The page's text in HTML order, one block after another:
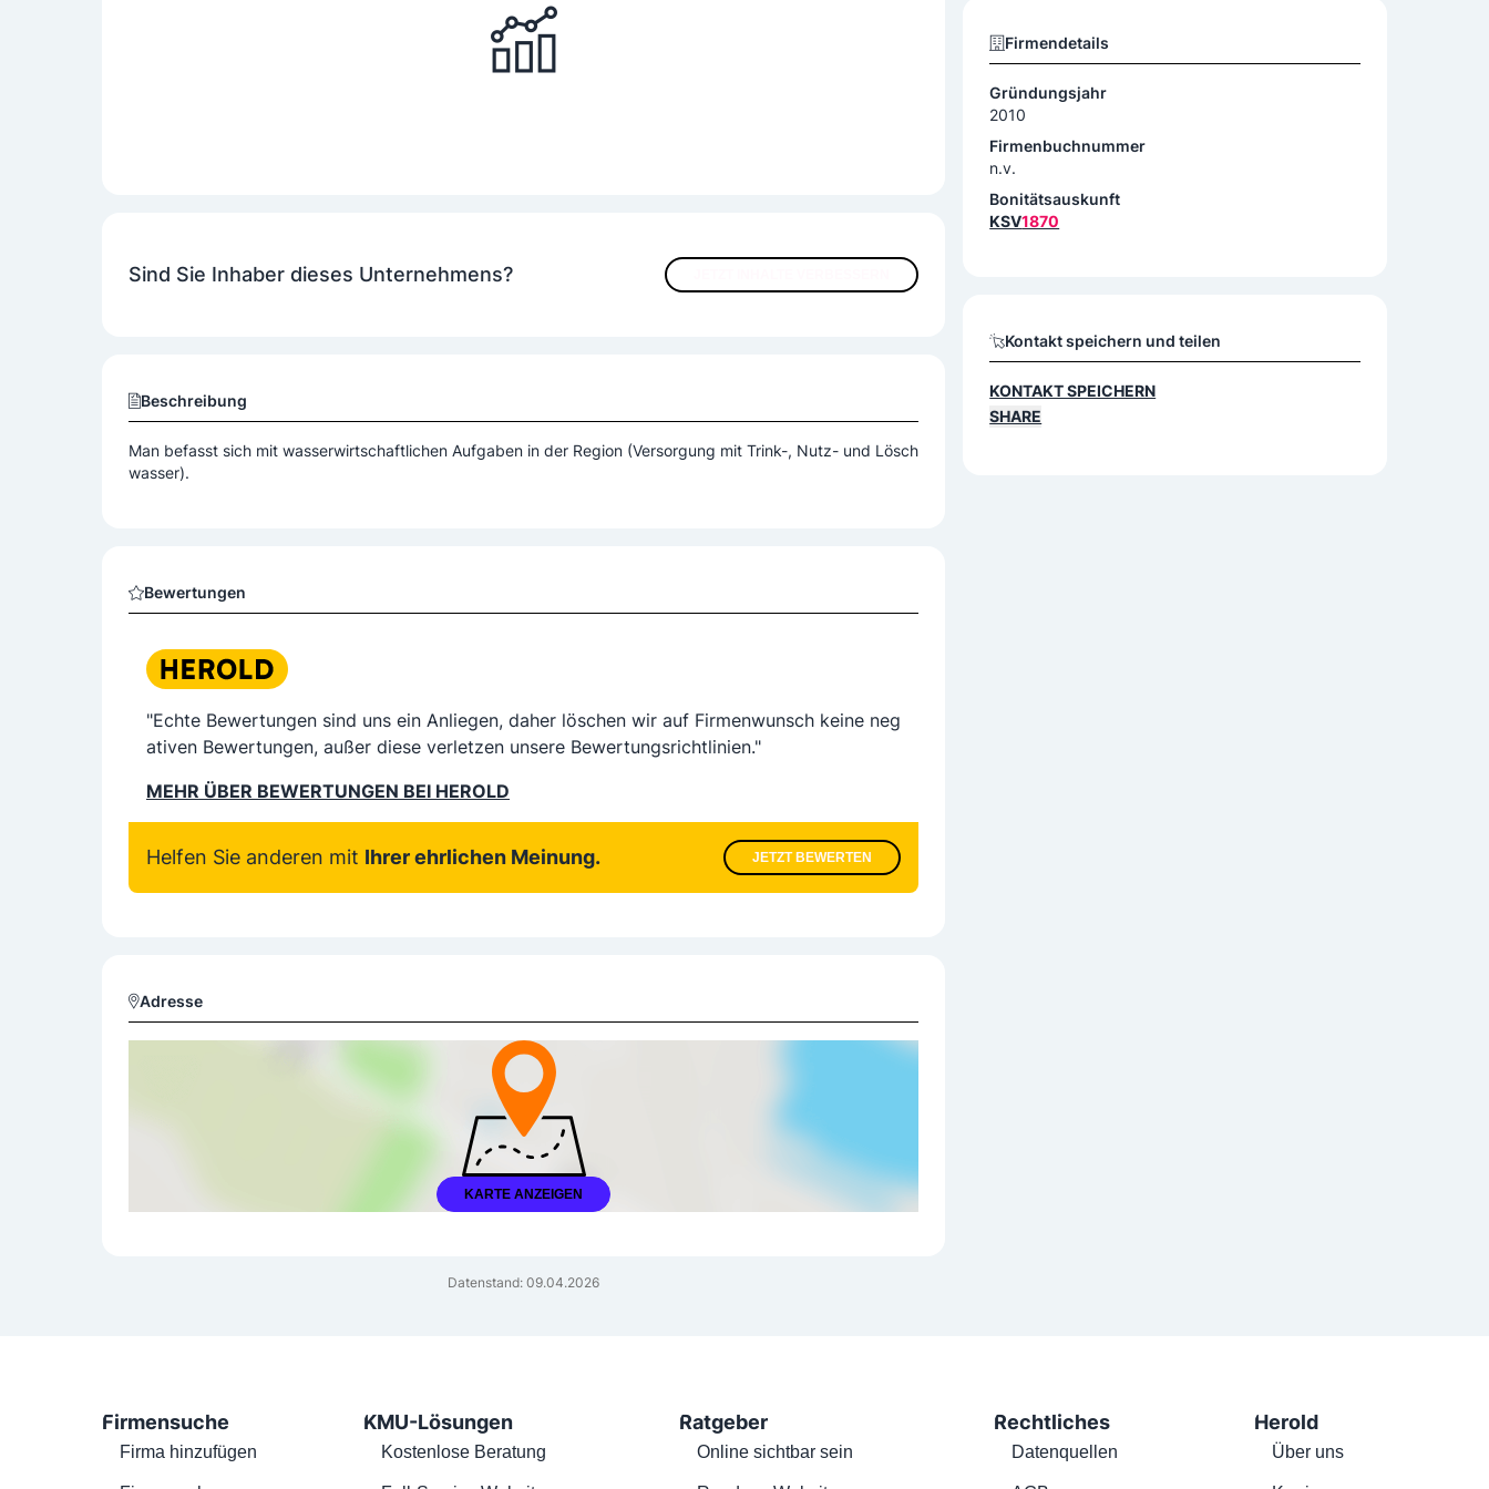
Sind Sie Inhaber dieses Unternehmens?
Beschreibung
Man befasst sich mit wasserwirtschaftlichen Aufgaben in der Region (Versorgung mit Trink-, Nutz- und Lösch
wasser).
Bewertungen
"Echte Bewertungen sind uns ein Anliegen, daher löschen wir auf Firmenwunsch keine neg
ativen Bewertungen, außer diese verletzen unsere Bewertungsrichtlinien."
MEHR ÜBER BEWERTUNGEN BEI HEROLD
Helfen Sie anderen mit Ihrer ehrlichen Meinung. JETZT BEWERTEN
Adresse
KARTE ANZEIGEN
Datenstand: 09.04.2026
Firmendetails
Gründungsjahr
2010
Firmenbuchnummer
n.v.
Bonitätsauskunft
KSV1870
Kontakt speichern und teilen
KONTAKT SPEICHERN
SHARE
Firmensuche
Firma hinzufügen
KMU-Lösungen
Kostenlose Beratung
Ratgeber
Online sichtbar sein
Rechtliches
Datenquellen
Herold
Über uns